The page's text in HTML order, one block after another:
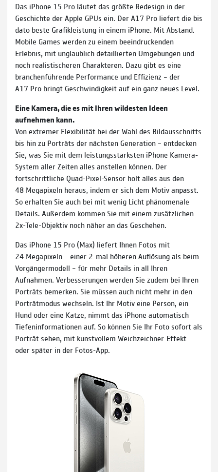
Das iPhone 15 Pro läutet das größte Redesign in der
Geschichte der Apple GPUs ein. Der A17 Pro liefert die bis
dato beste Grafikleistung in einem iPhone. Mit Abstand.
Mobile Games werden zu einem beein­druckenden
Erlebnis, mit unglaublich detaillierten Umge­bungen und
noch realistischeren Charakteren. Dazu gibt es eine
branchen­führende Performance und Effizienz – der
A17 Pro bringt Geschwindig­keit auf ein ganz neues Level.
Eine Kamera, die es mit Ihren wildesten Ideen
aufnehmen kann.
Von extremer Flexibilität bei der Wahl des Bildausschnitts
bis hin zu Porträts der nächsten Generation – entdecken
Sie, was Sie mit dem leistungs­stärksten iPhone Kamera-
System aller Zeiten alles anstellen können. Der
fortschrittliche Quad-Pixel-Sensor holt alles aus den
48 Megapixeln heraus, indem er sich dem Motiv anpasst.
So erhalten Sie auch bei mit wenig Licht phänomenale
Details. Außerdem kommen Sie mit einem zusätz­lichen
2x-Tele-Objektiv noch näher an das Geschehen.
Das iPhone 15 Pro (Max) liefert Ihnen Fotos mit
24 Megapixeln – einer 2-mal höheren Auflösung als beim
Vorgängermodell – für mehr Details in all Ihren
Aufnahmen. Verbesserungen werden Sie zudem bei Ihren
Porträts bemerken. Sie müssen auch nicht mehr in den
Porträtmodus wechseln. Ist Ihr Motiv eine Person, ein
Hund oder eine Katze, nimmt das iPhone automatisch
Tiefeninformationen auf. So können Sie Ihr Foto sofort als
Porträt sehen, mit kunstvollem Weichzeichner-Effekt –
oder später in der Fotos-App.